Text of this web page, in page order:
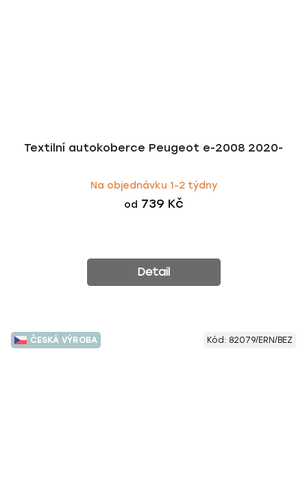
Textilní autokoberce Peugeot e-2008 2020-
Na objednávku 1-2 týdny
od 739 Kč
Detail
ČESKÁ VÝROBA Kód: 82079/ERN/BEZ